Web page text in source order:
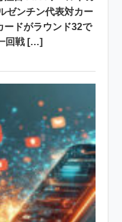
ゼンチン代表対カー
ードがラウンド32で
回戦 […]